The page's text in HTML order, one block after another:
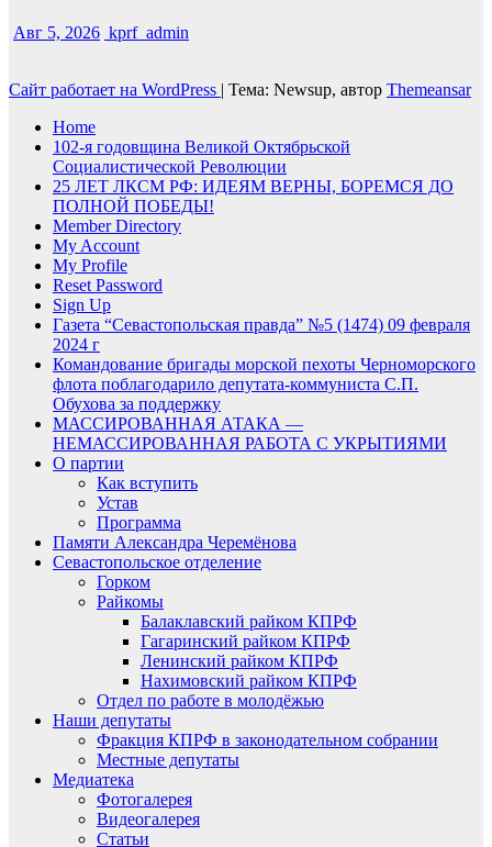
Авг 5, 2026 kprf_admin
Сайт работает на WordPress | Тема: Newsup, автор Themeansar
Home
102-я годовщина Великой Октябрьской
Социалистической Революции
25 ЛЕТ ЛКСМ РФ: ИДЕЯМ ВЕРНЫ, БОРЕМСЯ ДО
ПОЛНОЙ ПОБЕДЫ!
Member Directory
My Account
My Profile
Reset Password
Sign Up
Газета “Севастопольская правда” №5 (1474) 09 февраля
2024 г
Командование бригады морской пехоты Черноморского
флота поблагодарило депутата-коммуниста С.П.
Обухова за поддержку
МАССИРОВАННАЯ АТАКА —
НЕМАССИРОВАННАЯ РАБОТА С УКРЫТИЯМИ
О партии
Как вступить
Устав
Программа
Памяти Александра Черемёнова
Севастопольское отделение
Горком
Райкомы
Балаклавский райком КПРФ
Гагаринский райком КПРФ
Ленинский райком КПРФ
Нахимовский райком КПРФ
Отдел по работе в молодёжью
Наши депутаты
Фракция КПРФ в законодательном собрании
Местные депутаты
Медиатека
Фотогалерея
Видеогалерея
Статьи